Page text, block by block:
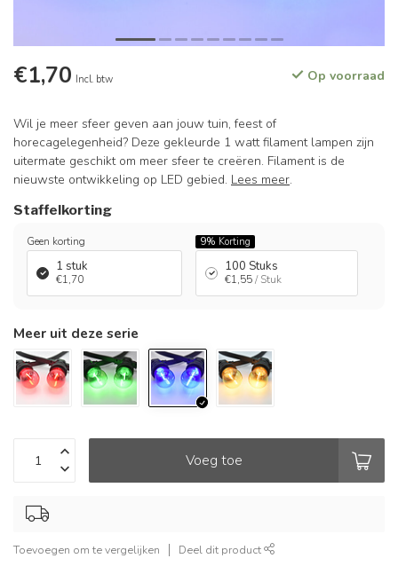
€1,70 Incl. btw Op voorraad
Wil je meer sfeer geven aan jouw tuin, feest of
horecagelegenheid? Deze gekleurde 1 watt filament lampen zijn
uitermate geschikt om meer sfeer te creëren. Filament is de
nieuwste ontwikkeling op LED gebied. Lees meer.
Staffelkorting
Geen korting
1 stuk
€1,70
9% Korting
100 Stuks
€1,55/ Stuk
Meer uit deze serie
Voeg toe
Toevoegen om te vergelijken Deel dit product